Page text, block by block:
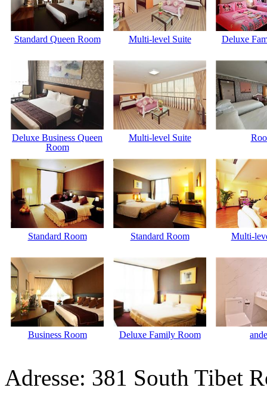
Standard Queen Room Multi-level Suite Deluxe
Deluxe Business Queen
Room
Multi-level Suite
Standard Room Standard Room Multi-
Business Room Deluxe Family Room
Adresse: 381 South Tibet